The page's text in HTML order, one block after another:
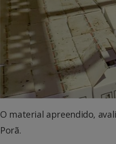
O material apreendido,
Porã.